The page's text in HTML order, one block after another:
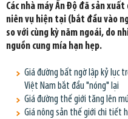
Các nhà máy Ấn Độ đã sản
niên vụ hiện tại (bắt đầu vào
so với cùng kỳ năm ngoái, do
nguồn cung mía hạn hẹp.
Giá đường bất ngờ lập kỷ lục
Việt Nam bắt đầu "nóng" lại
Giá đường thế giới tăng lên
Giá nông sản thế giới chi tiết